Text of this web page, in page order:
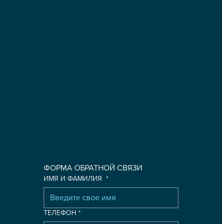
ФОРМА ОБРАТНОЙ СВЯЗИ
ИМЯ И ФАМИЛИЯ *
ТЕЛЕФОН *